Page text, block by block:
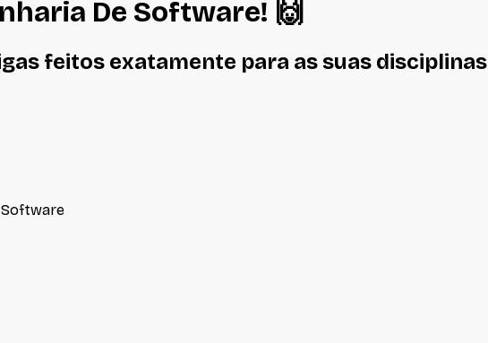
De Software! 🙌
feitos exatamente para as suas disciplinas
Software